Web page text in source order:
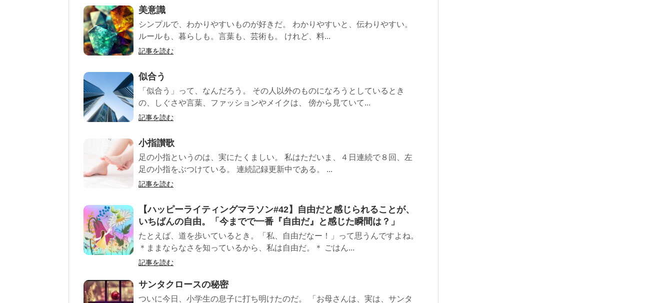
美意識
シンプルで、わかりやすいものが好きだ。 わかりやすいと、伝わりやすい。
ルールも、暮らしも。言葉も、芸術も。 けれど、料...
記事を読む
似合う
「似合う」って、なんだろう。 その人以外のものになろうとしているとき
の、しぐさや言葉、ファッションやメイクは、 傍から見ていて...
記事を読む
小指讃歌
足の小指というのは、実にたくましい。 私はただいま、４日連続で８回、左
足の小指をぶつけている。 連続記録更新中である。 ...
記事を読む
【ハッピーライティングマラソン#42】自由だと感じられることが、
いちばんの自由。「今までで一番『自由だ』と感じた瞬間は？」
たとえば、道を歩いているとき。「私、自由だなー！」って思うんですよね。
＊ままならなさを知っているから、私は自由だ。＊ ごはん...
記事を読む
サンタクロースの秘密
ついに今日、小学生の息子に打ち明けたのだ。 「お母さんは、実は、サンタ